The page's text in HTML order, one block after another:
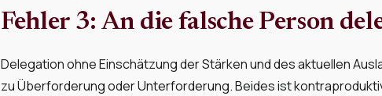
Fehler 3: An die falsche Person
Delegation ohne Einschätzung der Stärken und des aktuellen
zu Überforderung oder Unterforderung. Beides ist